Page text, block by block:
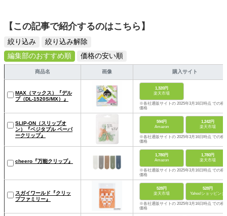
【この記事で紹介するのはこちら】
絞り込み
絞り込み解除
編集部のおすすめ順
価格の安い順
商品名 画像 購入サイト
MAX（マックス）『デル
プ（DL-1520S/MX）』
1,320円
楽天市場
※各社通販サイトの 2025年3月16日時点 での税
価格
SLIP-ON（スリップオ
ン）『ベジタブル ペーパ
ークリップ』
594円
Amazon
1,242円
楽天市場
※各社通販サイトの 2025年3月16日時点 での税
価格
cheero『万能クリップ』
1,780円
Amazon
1,780円
楽天市場
※各社通販サイトの 2025年3月16日時点 での税
価格
スガイワールド『クリッ
プファミリー』
528円
楽天市場
528円
Yahoo!ショッピング
※各社通販サイトの 2025年3月16日時点 での税
価格